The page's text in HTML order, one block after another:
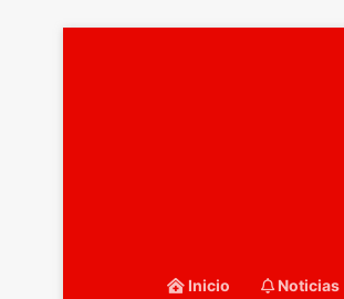
Inicio Noticias